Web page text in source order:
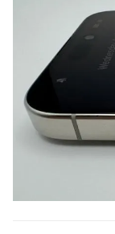
Tin thị trường
Video
Đăng xuất